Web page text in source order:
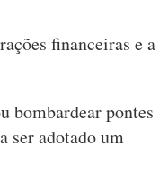
financeiras e a
bombardear pontes
ser adotado um